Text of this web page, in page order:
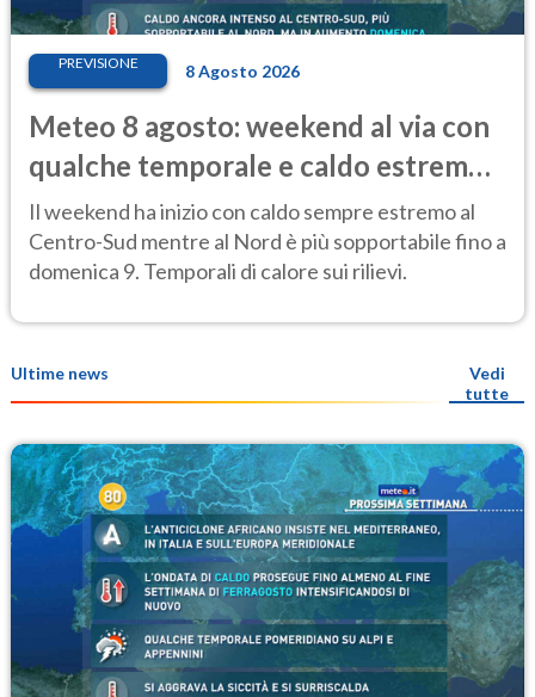
PREVISIONE 8 Agosto 2026
Meteo 8 agosto: weekend al via con
qualche temporale e caldo estremo
al Centro-Sud
Il weekend ha inizio con caldo sempre estremo al
Centro-Sud mentre al Nord è più sopportabile fino a
domenica 9. Temporali di calore sui rilievi.
Ultime news
Vedi
tutte